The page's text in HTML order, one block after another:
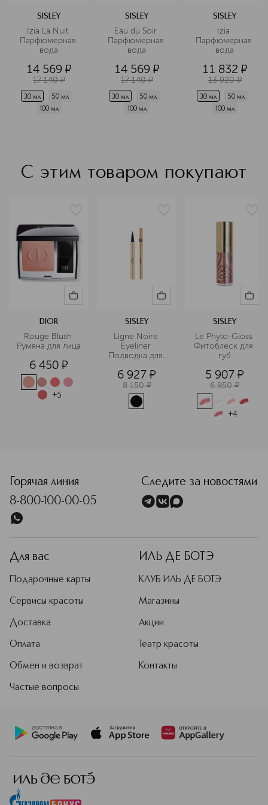
технологическим достижениям
позволяют Sisley создавать
исключительные по качеству и
эффективности средства для
один из самых престижных брендов
в мире селективной косметики.
Подробнее
SISLEY
Izia La Nuit
Парфюмерная
вода
14 569 ¤
17 140 ¤
30 мл
50 мл
100 мл
SISLEY
Eau du Soir
Парфюмерная
вода
14 569 ¤
17 140 ¤
30 мл
50 мл
100 мл
SISLEY
Izia
Парфюмерная
вода
11 832 ¤
13 920 ¤
30 мл
50 мл
100 мл
С этим товаром покупают
DIOR
Rouge Blush
Румяна для лица
6 450 ¤
+5
SISLEY
Ligne Noire
Eyeliner
Подводка для
6 927 ¤
8 150 ¤
SISLEY
Le Phyto-Gloss
Фитоблеск для
губ
5 907 ¤
6 950 ¤
+4
Горячая линия
8-800-100-00-05
Следите за новостями
Для вас
Подарочные карты
Сервисы красоты
Доставка
Оплата
Обмен и возврат
Частые вопросы
ИЛЬ ДЕ БОТЭ
КЛУБ ИЛЬ ДЕ БОТЭ
Магазины
Акции
Театр красоты
Контакты